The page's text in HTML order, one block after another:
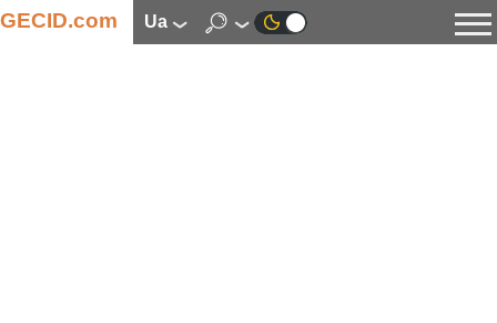
GECID.com ua